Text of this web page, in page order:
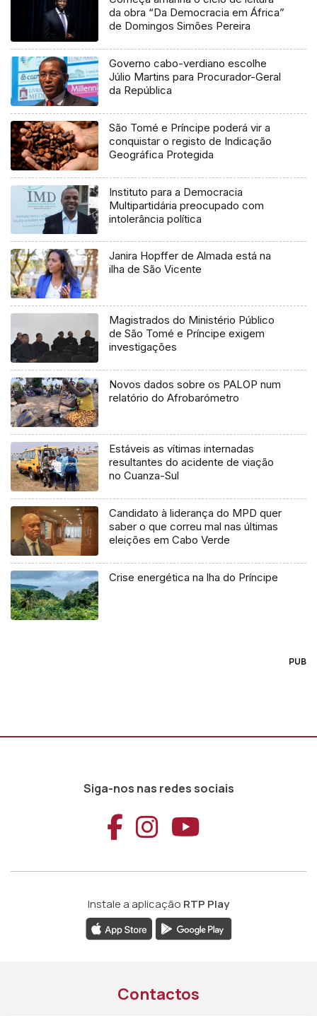
da obra “Da Democracia em África”
de Domingos Simões Pereira
Governo cabo-verdiano escolhe
Júlio Martins para Procurador-Geral
da República
São Tomé e Príncipe poderá vir a
conquistar o registo de Indicação
Geográfica Protegida
Instituto para a Democracia
Multipartidária preocupado com
intolerância política
Janira Hopffer de Almada está na
ilha de São Vicente
Magistrados do Ministério Público
de São Tomé e Príncipe exigem
investigações
Novos dados sobre os PALOP num
relatório do Afrobarómetro
Estáveis as vítimas internadas
resultantes do acidente de viação
no Cuanza-Sul
Candidato à liderança do MPD quer
saber o que correu mal nas últimas
eleições em Cabo Verde
Crise energética na lha do Príncipe
PUB
Siga-nos nas redes sociais
Aceder ao
Aceder ao
Aceder
Instale a aplicação RTP Play
Contactos